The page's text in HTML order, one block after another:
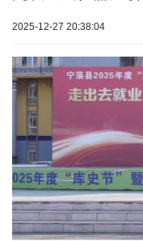
2025-12-27 20:38:04